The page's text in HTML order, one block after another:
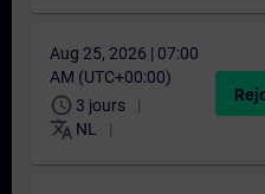
Aug 25, 2026 | 07:00
AM (UTC+00:00)
schedule 3 jours
translate NL